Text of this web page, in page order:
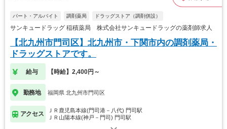
パート・アルバイト 調剤薬局 ドラッグストア（調剤併設）
サンキュードラッグ 稲積薬局 株式会社サンキュードラッグの薬剤師求人
【北九州市門司区】北九州市・下関市内の調剤薬局・
ドラッグストアです。
給与 【時給】2,400円～
勤務地 福岡県 北九州市門司区
アクセス
ＪＲ鹿児島本線(門司港－八代) 門司駅
ＪＲ山陽本線(神戸－門司) 門司駅